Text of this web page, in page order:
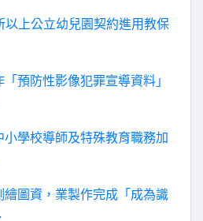
以上公立幼兒園契約進用教保
預防性影像犯罪宣導資料」
學校導師及特殊教育職務加
繪圖資，業製作完成「成為識